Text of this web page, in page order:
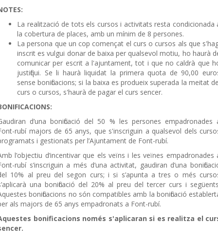
La realització de tots els cursos i activitats resta condicionada
la cobertura de places, amb un mínim de 8 persones.
La persona que un cop començat el curs o cursos als que
inscrit es vulgui donar de baixa per qualsevol motiu, ho haurà
comunicar per escrit a l'ajuntament, tot i que no caldrà que
justifiqui. Se li haurà liquidat la primera quota de 90,00
sense bonificacions; si la baixa es produeix superada la meitat
curs o cursos, s'haurà de pagar el curs sencer.
d’una bonificació del 50 % les persones empadronades
rubí majors de 65 anys, que s'inscriguin a qualsevol dels
i gestionats per l’Ajuntament de Font-rubí.
l’objectiu d’incentivar que els veïns i les veïnes empadronades
rubí s’inscriguin a més d’una activitat, gaudiran d’una
10% al preu del segon curs; i si s’apunta a tres o més
una bonificació del 20% al preu del tercer curs i
bonificacions no són compatibles amb la bonificació
als majors de 65 anys empadronats a Font-rubí.
bonificacions només s'aplicaran si es realitza el